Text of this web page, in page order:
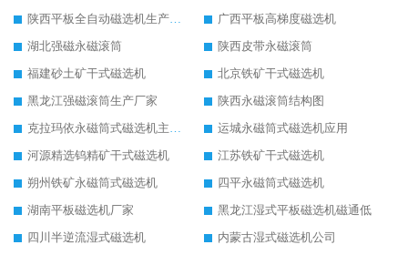
陕西平板全自动磁选机生产厂家
广西平板高梯度磁选机
湖北强磁永磁滚筒
陕西皮带永磁滚筒
福建砂土矿干式磁选机
北京铁矿干式磁选机
黑龙江强磁滚筒生产厂家
陕西永磁滚筒结构图
克拉玛依永磁筒式磁选机主要技术参数
运城永磁筒式磁选机应用
河源精选钨精矿干式磁选机
江苏铁矿干式磁选机
朔州铁矿永磁筒式磁选机
四平永磁筒式磁选机
湖南平板磁选机厂家
黑龙江湿式平板磁选机磁通低
四川半逆流湿式磁选机
内蒙古湿式磁选机公司